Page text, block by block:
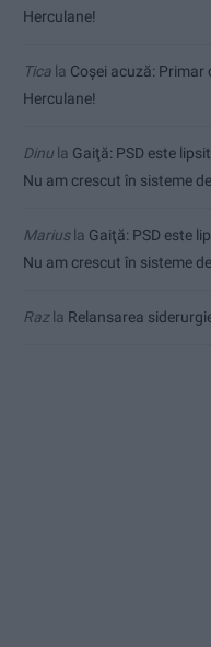
Herculane!
Tica la Coșei acuză:
Herculane!
Dinu la Gaiţă: PSD este
Nu am crescut în sisteme
Mariusla Gaiţă: PSD este
Nu am crescut în sisteme
Razla Relansarea